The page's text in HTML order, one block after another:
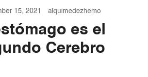
15, 2021 alquimedezhemo
es el
Cerebro